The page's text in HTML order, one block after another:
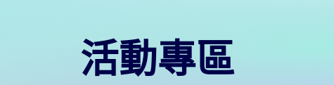
活動專區